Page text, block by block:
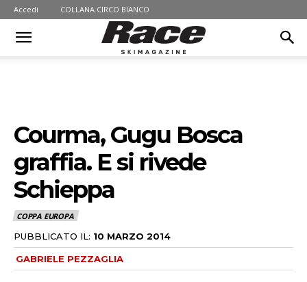
Accedi COLLANA CIRCO BIANCO
Courma, Gugu Bosca
graffia. E si rivede
Schieppa
COPPA EUROPA
PUBBLICATO IL: 10 MARZO 2014
GABRIELE PEZZAGLIA